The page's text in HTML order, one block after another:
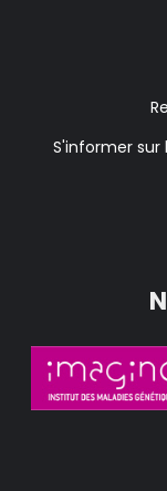
S'informer sur